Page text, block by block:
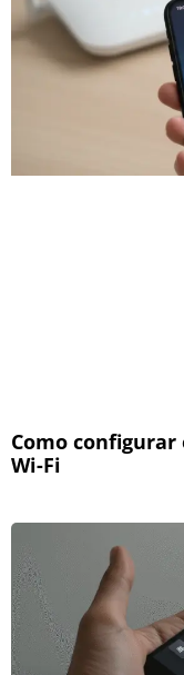
Como configurar
Wi-Fi